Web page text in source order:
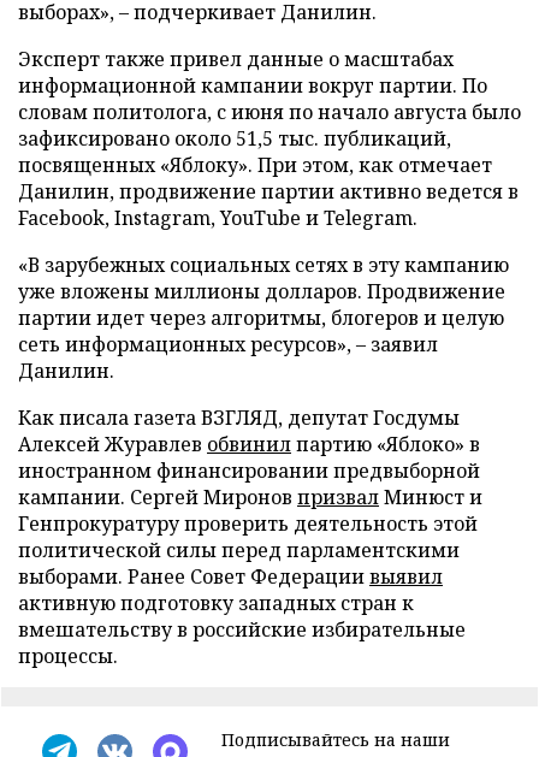
выборах», – подчеркивает Данилин.
Эксперт также привел данные о масштабах
информационной кампании вокруг партии. По
словам политолога, с июня по начало августа было
зафиксировано около 51,5 тыс. публикаций,
посвященных «Яблоку». При этом, как отмечает
Данилин, продвижение партии активно ведется в
Facebook, Instagram, YouTube и Telegram.
«В зарубежных социальных сетях в эту кампанию
уже вложены миллионы долларов. Продвижение
партии идет через алгоритмы, блогеров и целую
сеть информационных ресурсов», – заявил
Данилин.
Как писала газета ВЗГЛЯД, депутат Госдумы
Алексей Журавлев обвинилпартию «Яблоко» в
иностранном финансировании предвыборной
кампании. Сергей Миронов призвалМинюст и
Генпрокуратуру проверить деятельность этой
политической силы перед парламентскими
выборами. Ранее Совет Федерациивыявил
активную подготовку западных стран к
вмешательству в российские избирательные
процессы.
Подписывайтесь на наши